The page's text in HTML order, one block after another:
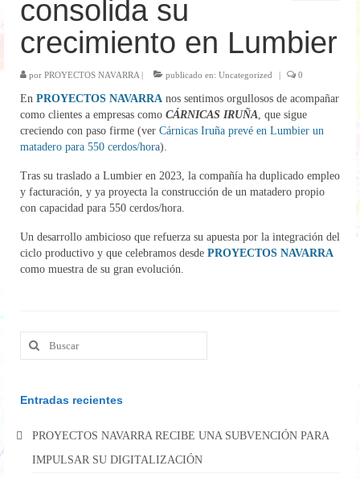
Clientes
Contacto
consolida su
crecimiento en Lumbier
por PROYECTOS NAVARRA publicado en: Uncategorized 0
En PROYECTOS NAVARRA nos sentimos orgullosos de acompañar
como clientes a empresas como CÁRNICAS IRUÑA, que sigue
creciendo con paso firme (ver Cárnicas Iruña prevé en Lumbier un
matadero para 550 cerdos/hora).
Tras su traslado a Lumbier en 2023, la compañía ha duplicado empleo
y facturación, y ya proyecta la construcción de un matadero propio
con capacidad para 550 cerdos/hora.
Un desarrollo ambicioso que refuerza su apuesta por la integración del
ciclo productivo y que celebramos desde PROYECTOS NAVARRA
como muestra de su gran evolución.
Buscar
por:
Entradas recientes
PROYECTOS NAVARRA RECIBE UNA SUBVENCIÓN PARA
IMPULSAR SU DIGITALIZACIÓN